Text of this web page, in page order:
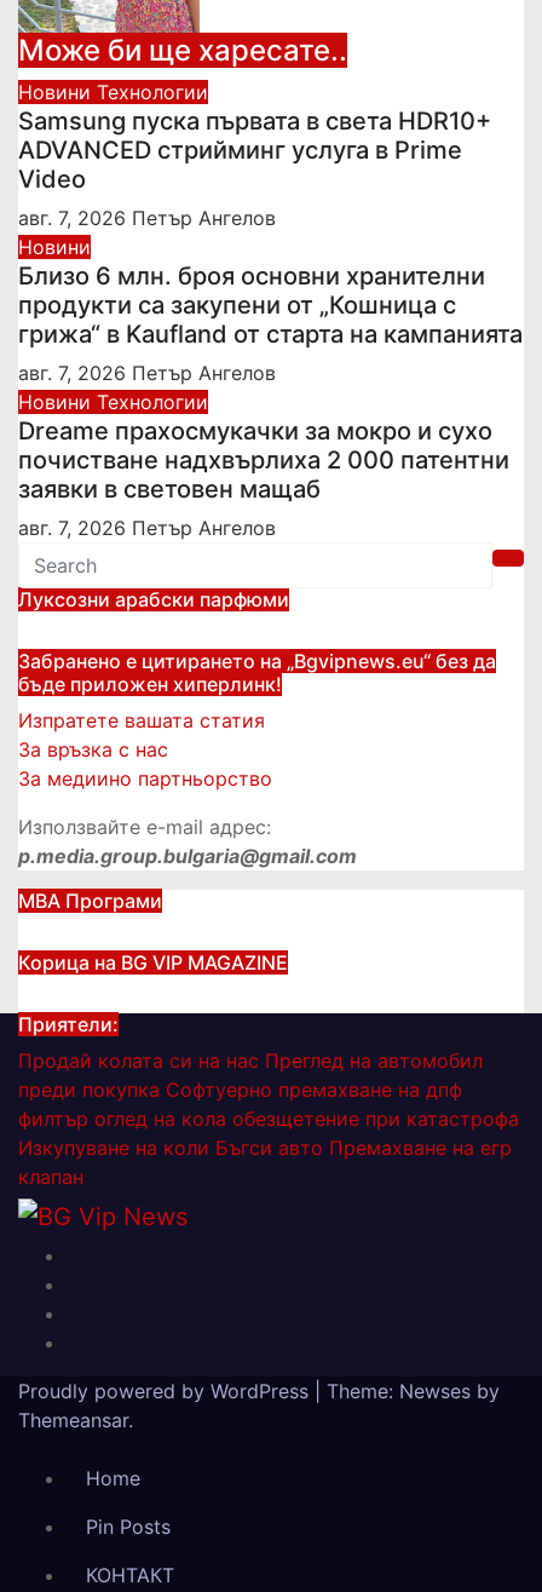
Може би ще харесате..
Новини Технологии
Samsung пуска първата в света HDR10+
ADVANCED стрийминг услуга в Prime
Video
авг. 7, 2026 Петър Ангелов
Новини
Близо 6 млн. броя основни хранителни
продукти са закупени от „Кошница с
грижа“ в Kaufland от старта на кампанията
авг. 7, 2026 Петър Ангелов
Новини Технологии
Dreame прахосмукачки за мокро и сухо
почистване надхвърлиха 2 000 патентни
заявки в световен мащаб
авг. 7, 2026 Петър Ангелов
Луксозни арабски парфюми
Забранено е цитирането на „Bgvipnews.eu“ без да
бъде приложен хиперлинк!
Изпратете вашата статия
За връзка с нас
За медиино партньорство
Използвайте e-mail адрес:
p.media.group.bulgaria@gmail.com
МВА Програми
Корица на BG VIP MAGAZINE
Приятели:
Продай колата си на нас Преглед на автомобил
преди покупка Софтуерно премахване на дпф
филтър оглед на кола обезщетение при катастрофа
Изкупуване на коли Бъгси авто Премахване на егр
клапан
Proudly powered by WordPress
Theme: Newses by
Themeansar.
Home
Pin Posts
КОНТАКТ